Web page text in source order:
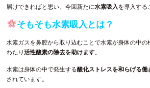
届けできればと思い、今回新たに水素吸入を導入する
そもそも水素吸入とは？
水素ガスを鼻腔から取り込むことで水素が身体の中の
わたり活性酸素の除去を助けます。
水素は身体の中で発生する酸化ストレスを和らげる働
されています。